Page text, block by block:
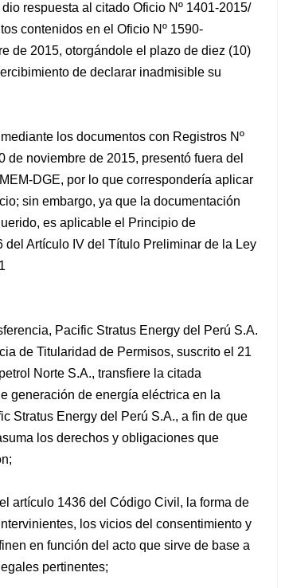
respuesta al citado Oficio Nº 1401-2015/
contenidos en el Oficio Nº 1590-
de 2015, otorgándole el plazo de diez (10)
de declarar inadmisible su
los documentos con Registros Nº
de noviembre de 2015, presentó fuera del
DGE, por lo que correspondería aplicar
sin embargo, ya que la documentación
es aplicable el Principio de
del Artículo IV del Título Preliminar de la Ley
Pacific Stratus Energy del Perú S.A.
de Titularidad de Permisos, suscrito el 21
Norte S.A., transfiere la citada
generación de energía eléctrica en la
Stratus Energy del Perú S.A., a fin de que
los derechos y obligaciones que
artículo 1436 del Código Civil, la forma de
los vicios del consentimiento y
en función del acto que sirve de base a
pertinentes;